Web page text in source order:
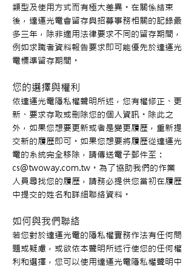
類型及使用方式而有極大差異。在關係結束
後，達運光電會留存與招募事務相關的記錄最
多三年，除非適用法律要求不同的留存期間，
例如求職者資料報告要求即可能優先於達運光
電標準留存期間。
您的選擇與權利
依達運光電隱私權聲明所述，您有權修正、更
新、要求存取或刪除您的個人資訊。除此之
外，如果您想要更新或者是變更履歷，重新提
交新的履歷即可。如果您想要將履歷從達運光
電的系統完全移除，請傳送電子郵件至：
cs@twoway.com.tw。為了協助我們的作業
人員尋找您的履歷，請務必提供您當初在履歷
中提交的姓名和詳細聯絡資料。
如何與我們聯絡
若您對於達運光電的隱私權實務作法有任何問
題或疑慮，或欲依本聲明所述行使您的任何權
利和選擇，您可以使用達運光電隱私權聲明中